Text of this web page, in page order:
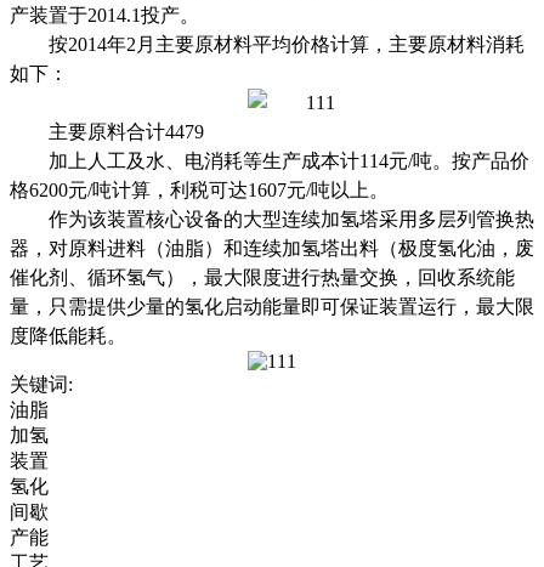
产装置于2014.1投产。
按2014年2月主要原材料平均价格计算，主要原材料消耗
如下：
主要原料合计4479
加上人工及水、电消耗等生产成本计114元/吨。按产品价
格6200元/吨计算，利税可达1607元/吨以上。
作为该装置核心设备的大型连续加氢塔采用多层列管换热
器，对原料进料（油脂）和连续加氢塔出料（极度氢化油，废
催化剂、循环氢气），最大限度进行热量交换，回收系统能
量，只需提供少量的氢化启动能量即可保证装置运行，最大限
度降低能耗。
关键词:
油脂
加氢
装置
氢化
间歇
产能
工艺